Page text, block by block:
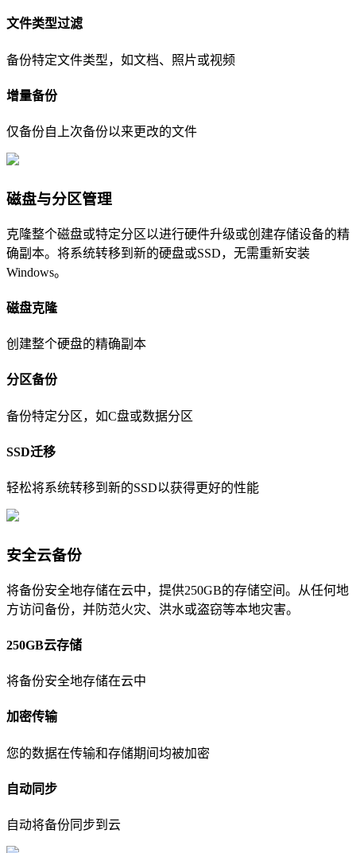
文件类型过滤
备份特定文件类型，如文档、照片或视频
增量备份
仅备份自上次备份以来更改的文件
磁盘与分区管理
克隆整个磁盘或特定分区以进行硬件升级或创建存储设备的精
确副本。将系统转移到新的硬盘或SSD，无需重新安装
Windows。
磁盘克隆
创建整个硬盘的精确副本
分区备份
备份特定分区，如C盘或数据分区
SSD迁移
轻松将系统转移到新的SSD以获得更好的性能
安全云备份
将备份安全地存储在云中，提供250GB的存储空间。从任何地
方访问备份，并防范火灾、洪水或盗窃等本地灾害。
250GB云存储
将备份安全地存储在云中
加密传输
您的数据在传输和存储期间均被加密
自动同步
自动将备份同步到云